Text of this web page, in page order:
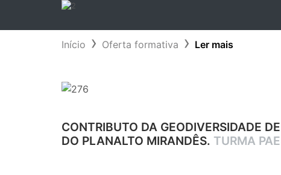
Início Oferta formativa Ler mais
CONTRIBUTO DA GEODIVERSIDADE
DO PLANALTO MIRANDÊS. TURMA